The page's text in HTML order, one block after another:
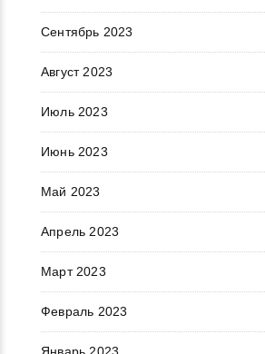
Сентябрь 2023
Август 2023
Июль 2023
Июнь 2023
Май 2023
Апрель 2023
Март 2023
Февраль 2023
Январь 2023